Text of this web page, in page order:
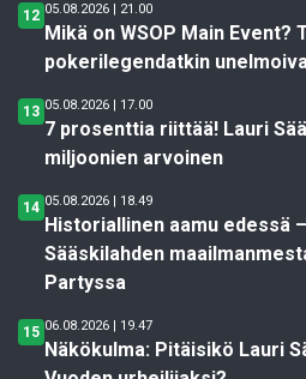
12 05.08.2026 | 21.00
Mikä on WSOP Main
pokerilegendatkin
13 05.08.2026 | 17.00
7 prosenttia riittää! Lauri
miljoonien arvoinen
14 05.08.2026 | 18.49
Historiallinen aamu edessä
Sääskilahden
Partyssa
15 06.08.2026 | 19.47
Näkökulma: Pitäisikö Lauri